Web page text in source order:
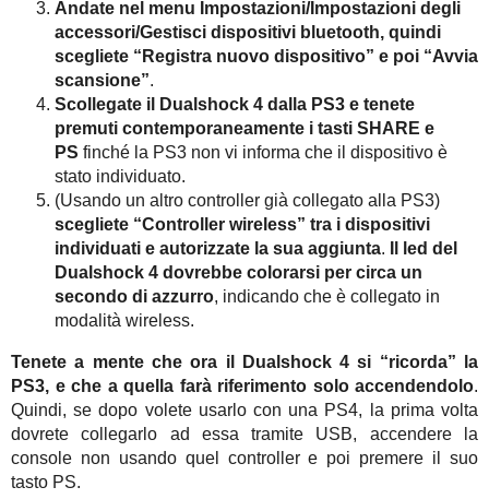
Andate nel menu Impostazioni/Impostazioni degli
accessori/Gestisci dispositivi bluetooth, quindi
scegliete “Registra nuovo dispositivo” e poi “Avvia
scansione”.
Scollegate il Dualshock 4 dalla PS3 e tenete
premuti contemporaneamente i tasti SHARE e
PS finché la PS3 non vi informa che il dispositivo è
stato individuato.
(Usando un altro controller già collegato alla PS3)
scegliete “Controller wireless” tra i dispositivi
individuati e autorizzate la sua aggiunta.
Il led del
Dualshock 4 dovrebbe colorarsi per circa un
secondo di azzurro, indicando che è collegato in
modalità wireless.
Tenete a mente che ora il Dualshock 4 si “ricorda” la
PS3, e che a quella farà riferimento solo accendendolo.
Quindi, se dopo volete usarlo con una PS4, la prima volta
dovrete collegarlo ad essa tramite USB, accendere la
console non usando quel controller e poi premere il suo
tasto PS.